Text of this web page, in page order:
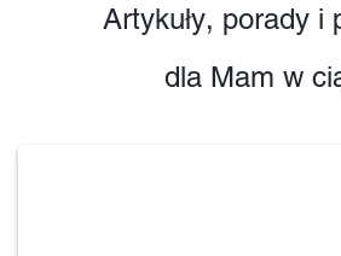
Artykuły, porady i
dla Mam w